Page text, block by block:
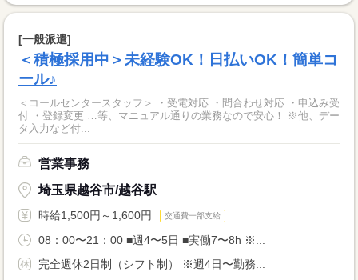
[一般派遣]
＜積極採用中＞未経験OK！日払いOK！簡単コ
ール♪
＜コールセンタースタッフ＞ ・受電対応 ・問合わせ対応 ・申込み受
付 ・登録変更 …等、マニュアル通りの業務なので安心！ ※他、デー
タ入力など付...
営業事務
埼玉県越谷市/越谷駅
時給1,500円～1,600円 交通費一部支給
08：00〜21：00 ■週4〜5日 ■実働7〜8h ※...
完全週休2日制（シフト制） ※週4日〜勤務...